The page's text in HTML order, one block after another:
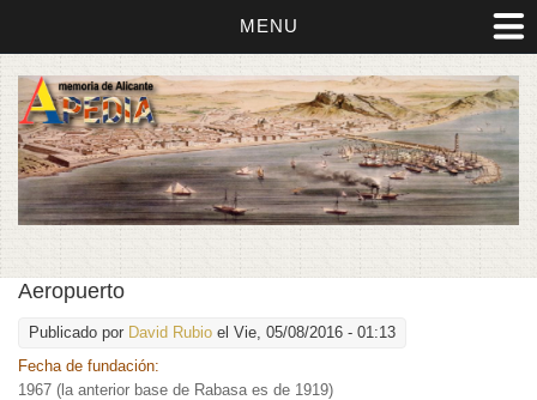
MENU
Aeropuerto
Publicado por David Rubio el Vie, 05/08/2016 - 01:13
Fecha de fundación:
1967 (la anterior base de Rabasa es de 1919)